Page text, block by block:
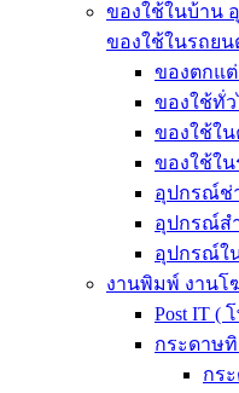
ของใช้ในบ้าน
ของใช้ในรถยน
ของตกแ
ของใช้ทั่ว
ของใช้ใน
ของใช้ใน
อุปกรณ์ช่
อุปกรณ์ส
อุปกรณ์ใ
งานพิมพ์ งาน
Post IT (
กระดาษ
กร